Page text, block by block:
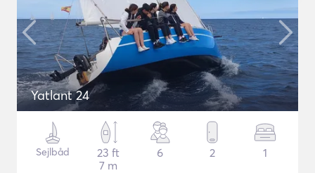
Yatlant 24
Sejlbåd
23 ft
7 m
6 2 1